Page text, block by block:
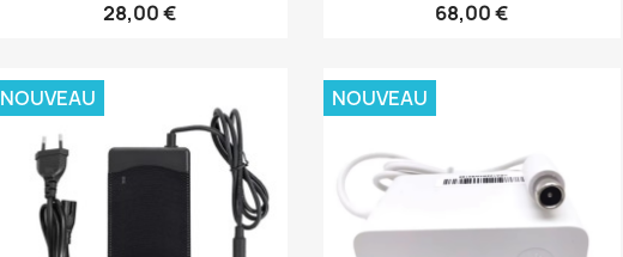
28,00 € 68,00 €
NOUVEAU NOUVEAU